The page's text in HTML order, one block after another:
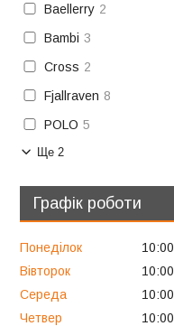
Baellerry 2
Bambi 3
Cross 2
Fjallraven 8
POLO 5
Ще 2
Графік роботи
Понеділок 10:00
Вівторок
10:00
Середа
10:00
Четвер
10:00